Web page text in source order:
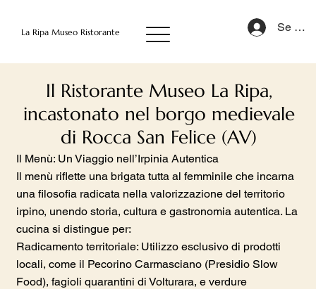
La Ripa Museo Ristorante Se
Il Ristorante Museo La Ripa,
incastonato nel borgo medievale
di Rocca San Felice (AV)
Il Menù: Un Viaggio nell’Irpinia Autentica
Il menù riflette una brigata tutta al femminile che incarna
una filosofia radicata nella valorizzazione del territorio
irpino, unendo storia, cultura e gastronomia autentica. La
cucina si distingue per:
Radicamento territoriale: Utilizzo esclusivo di prodotti
locali, come il Pecorino Carmasciano (Presidio Slow
Food), fagioli quarantini di Volturara, e verdure